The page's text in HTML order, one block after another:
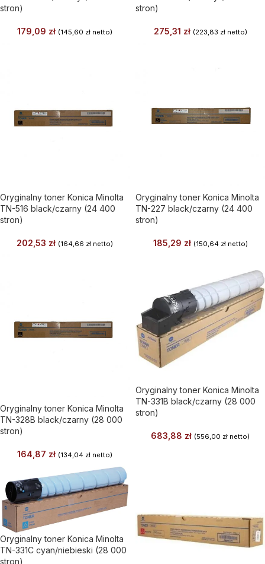
stron)
179,09 zł (145,60 zł netto)
stron)
275,31 zł (223,83 złnetto)
Oryginalny toner Konica Minolta
TN-516 black/czarny (24 400
stron)
202,53 zł (164,66 zł netto)
Oryginalny toner Konica Minolta
TN-227 black/czarny (24 400
stron)
185,29 zł (150,64 złnetto)
Oryginalny toner Konica Minolta
TN-328B black/czarny (28 000
stron)
164,87 zł (134,04 zł netto)
Oryginalny toner Konica Minolta
TN-331B black/czarny (28 000
stron)
683,88 zł (556,00 zł netto)
Oryginalny toner Konica Minolta
TN-331C cyan/niebieski (28 000
stron)